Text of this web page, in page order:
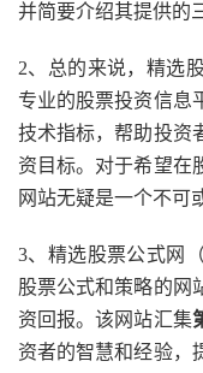
并简要介绍其提供的
2、总的来说，精选
专业的股票投资信息
技术指标，帮助投资
资目标。对于希望在
网站无疑是一个不可
3、精选股票公式网
股票公式和策略的网
资回报。该网站汇集
资者的智慧和经验，